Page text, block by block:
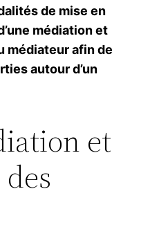
de mise en
médiation et
médiateur afin de
autour d’un
et